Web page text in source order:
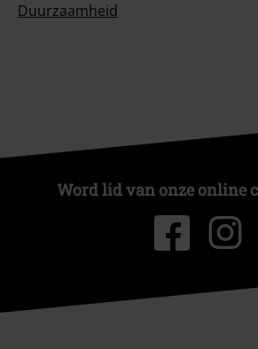
Duurzaamheid
Word lid van onze online